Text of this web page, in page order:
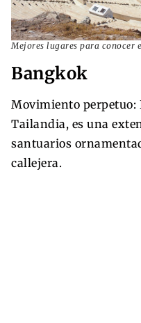
Mejores lugares para conocer
Bangkok
Movimiento perpetuo:
Tailandia, es una
santuarios
callejera.